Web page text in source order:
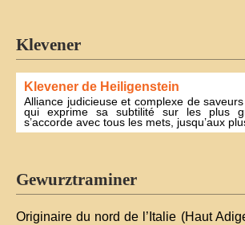
Klevener
Klevener de Heiligenstein
Alliance judicieuse et complexe de
qui exprime sa subtilité sur les plus
s’accorde avec tous les mets, jusqu’aux
Gewurztraminer
Originaire du nord de l’Italie (Haut